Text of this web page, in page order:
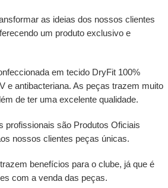
as ideias dos nossos clientes
um produto exclusivo e
em tecido DryFit 100%
e antibacteriana. As peças trazem muito
de ter uma excelente qualidade.
profissionais são Produtos Oficiais
nossos clientes peças únicas.
benefícios para o clube, já que é
com a venda das peças.